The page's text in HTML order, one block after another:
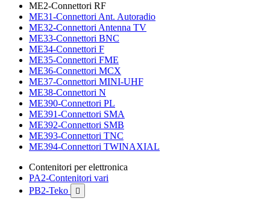
ME2-Connettori RF
ME31-Connettori Ant. Autoradio
ME32-Connettori Antenna TV
ME33-Connettori BNC
ME34-Connettori F
ME35-Connettori FME
ME36-Connettori MCX
ME37-Connettori MINI-UHF
ME38-Connettori N
ME390-Connettori PL
ME391-Connettori SMA
ME392-Connettori SMB
ME393-Connettori TNC
ME394-Connettori TWINAXIAL
Contenitori per elettronica
PA2-Contenitori vari
PB2-Teko
